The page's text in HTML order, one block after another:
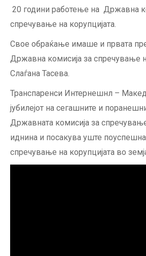
20 години работење на Државна
спречување на корупцијата.
Свое обраќање имаше и првата
Државна комисија за спречување
Слаѓана Тасева.
Транспаренси Интернешнл –
јубилејот на сегашните и
Државната комисија за
иднина и посакува уште
спречување на корупцијата во